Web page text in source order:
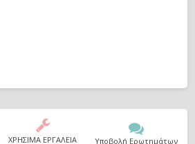
ΧΡΗΣΙΜΑ ΕΡΓΑΛΕΙΑ Υποβολή Ερωτημάτων